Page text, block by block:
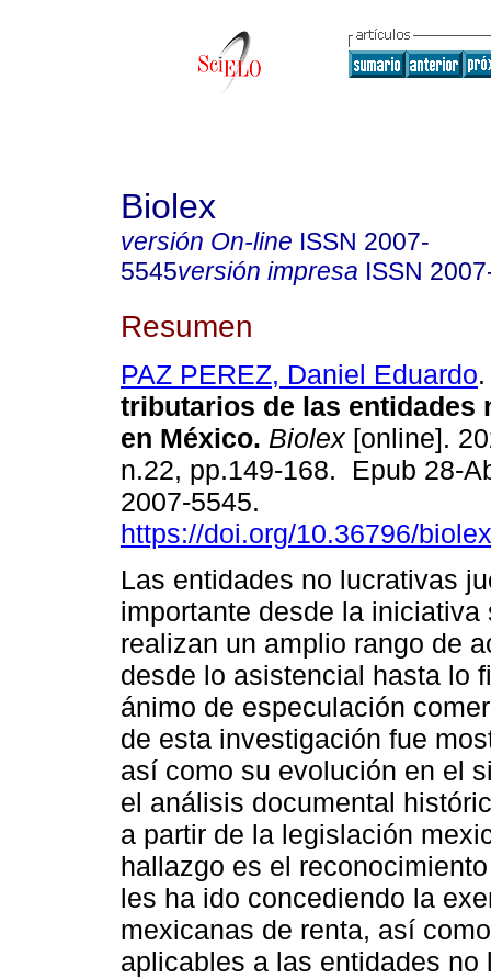
Biolex
versión On-line ISSN 2007-
5545versión impresa ISSN
Resumen
PAZ PEREZ, Daniel Eduardo.
tributarios de las entidades
en México. Biolex [online].
n.22, pp.149-168. Epub 28-
2007-5545.
https://doi.org/10.36796/
Las entidades no lucrativas
importante desde la iniciativa
realizan un amplio rango de
desde lo asistencial hasta lo
ánimo de especulación
de esta investigación fue
así como su evolución en el
el análisis documental
a partir de la legislación
hallazgo es el
les ha ido concediendo la
mexicanas de renta, así
aplicables a las entidades